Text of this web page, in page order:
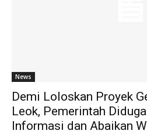
News
Demi Loloskan Proyek
Leok, Pemerintah
Informasi dan Abaikan